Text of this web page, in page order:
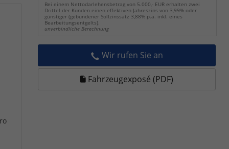
Bei einem Nettodarlehensbetrag von 5.000,- EUR erhalten zwei
Drittel der Kunden einen effektiven Jahreszins von 3,99% oder
günstiger (gebundener Sollzinssatz 3,88% p.a. inkl. eines
Bearbeitungsentgelts).
unverbindliche Berechnung
Wir rufen Sie an
Fahrzeugexposé (PDF)